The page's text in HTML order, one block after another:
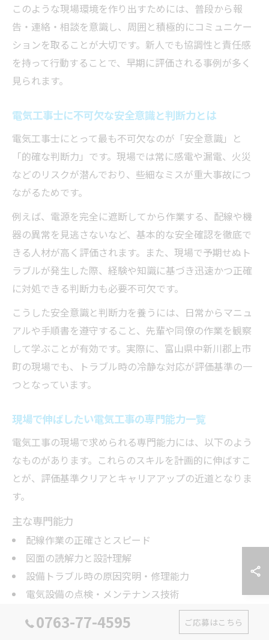
このような現場環境を作り出すためには、普段から報
告・連絡・相談を意識し、周囲と積極的にコミュニケー
ションを取ることが大切です。新人でも協調性と責任感
を持って行動することで、早期に評価される事例が多く
見られます。
電気工事士に不可欠な安全意識と判断力とは
電気工事士にとって最も不可欠なのが「安全意識」と
「的確な判断力」です。現場では常に感電や漏電、火災
などのリスクが潜んでおり、些細なミスが重大事故につ
ながるためです。
例えば、電源を完全に遮断してから作業する、配線や機
器の異常を見逃さないなど、基本的な安全確認を徹底で
きる人材が高く評価されます。また、現場で予期せぬト
ラブルが発生した際、経験や知識に基づき迅速かつ正確
に対処できる判断力も必要不可欠です。
こうした安全意識と判断力を養うには、日常からマニュ
アルや手順書を遵守すること、先輩や同僚の作業を観察
して学ぶことが有効です。実際に、富山県中新川郡上市
町の現場でも、トラブル時の冷静な対応が評価基準の一
つとなっています。
現場で伸ばしたい電気工事の専門能力一覧
電気工事の現場で求められる専門能力には、以下のよう
なものがあります。これらのスキルを計画的に伸ばすこ
とが、評価基準クリアとキャリアアップの近道となりま
す。
主な専門能力
配線作業の正確さとスピード
図面の読解力と設計理解
設備トラブル時の原因究明・修理能力
電気設備の点検・メンテナンス技術
これらを身につけることで、現場での信頼度が上がり、
0763-77-4595 ご応募はこちら